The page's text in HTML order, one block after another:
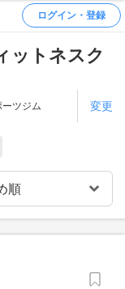
ログイン・登録
ットネスク
ツジム 変更